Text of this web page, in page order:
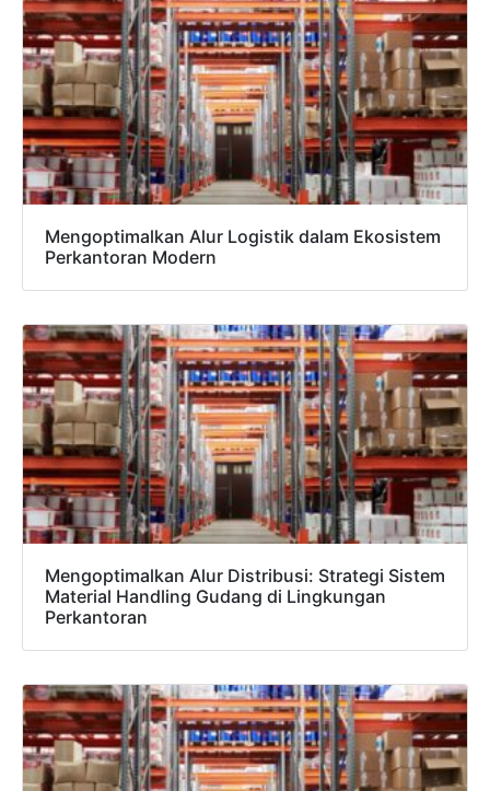
Mengoptimalkan Alur Logistik dalam Ekosistem
Perkantoran Modern
Mengoptimalkan Alur Distribusi: Strategi Sistem
Material Handling Gudang di Lingkungan
Perkantoran
Hubungi Tim Sales
Konsultasikan kebutuhan proyek Anda, dapatkan
estimasi cepat via WhatsApp.
Admin 1
CHAT
62811893101
CHAT